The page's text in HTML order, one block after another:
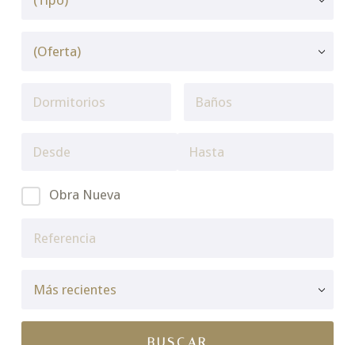
Obra Nueva